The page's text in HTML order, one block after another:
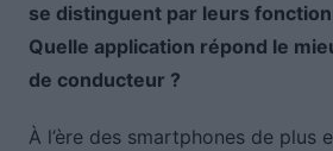
se distinguent par leurs
Quelle application répond le
de conducteur ?
À l’ère des smartphones de plus